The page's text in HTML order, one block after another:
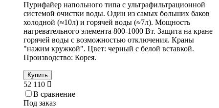
Пурифайер напольного типа с ультрафильтрационной
системой очистки воды. Один из самых больших баков
холодной (≈10л) и горячей воды (≈7л). Мощность
нагревательного элемента 800-1000 Вт. Защита на кране
горячей воды с возможностью отключения. Краны
"нажим кружкой". Цвет: черный с белой вставкой.
Производство: Корея.
Купить
52 110
В сравнение
Под заказ